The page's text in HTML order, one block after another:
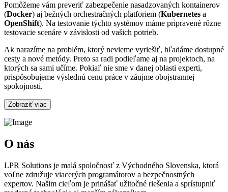
Pomôžeme vám preveriť zabezpečenie nasadzovaných kontainerov
(Docker) aj bežných orchestračných platforiem (Kubernetes a
OpenShift). Na testovanie týchto systémov máme pripravené rôzne
testovacie scenáre v závislosti od vašich potrieb.
Ak narazíme na problém, ktorý nevieme vyriešiť, hľadáme dostupné
cesty a nové metódy. Preto sa radi podieľame aj na projektoch, na
ktorých sa sami učíme. Pokiaľ nie sme v danej oblasti experti,
prispôsobujeme výslednú cenu práce v záujme obojstrannej
spokojnosti.
Zobraziť viac
O nás
LPR Solutions je malá spoločnosť z Východného Slovenska, ktorá
voľne združuje viacerých programátorov a bezpečnostných
expertov. Našim cieľom je prinášať užitočné riešenia a sprístupniť